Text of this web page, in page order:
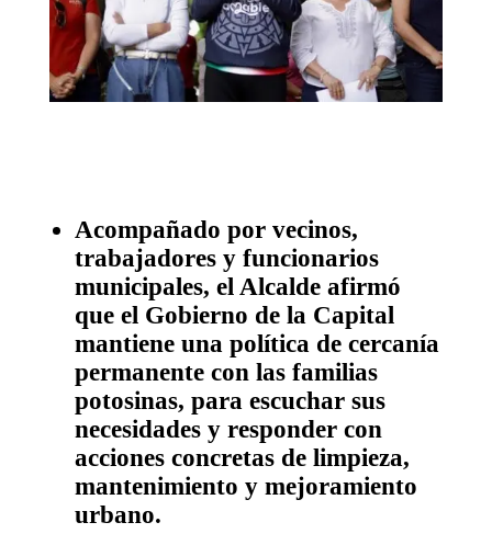
Acompañado por vecinos,
trabajadores y funcionarios
municipales, el Alcalde afirmó
que el Gobierno de la Capital
mantiene una política de cercanía
permanente con las familias
potosinas, para escuchar sus
necesidades y responder con
acciones concretas de limpieza,
mantenimiento y mejoramiento
urbano.